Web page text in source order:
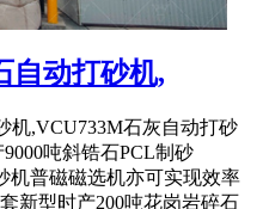
自动打砂机,
机,VCU733M石灰自动打砂
吨斜锆石PCL制砂
机普磁磁选机亦可实现效率
新型时产200吨花岗岩碎石